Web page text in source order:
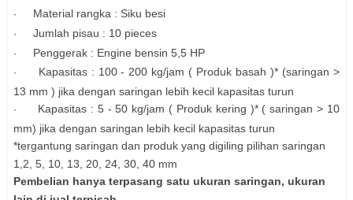
· Material rangka : Siku besi
· Jumlah pisau : 10 pieces
· Penggerak : Engine bensin 5,5 HP
·
Kapasitas : 100 - 200 kg/jam ( Produk basah )* (saringan >
13 mm ) jika dengan saringan lebih kecil kapasitas turun
·
Kapasitas : 5 - 50 kg/jam ( Produk kering )* ( saringan > 10
mm) jika dengan saringan lebih kecil kapasitas turun
*tergantung saringan dan produk yang digiling pilihan saringan
1,2, 5, 10, 13, 20, 24, 30, 40 mm
Pembelian hanya terpasang satu ukuran saringan, ukuran